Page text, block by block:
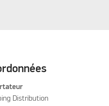
Distribution